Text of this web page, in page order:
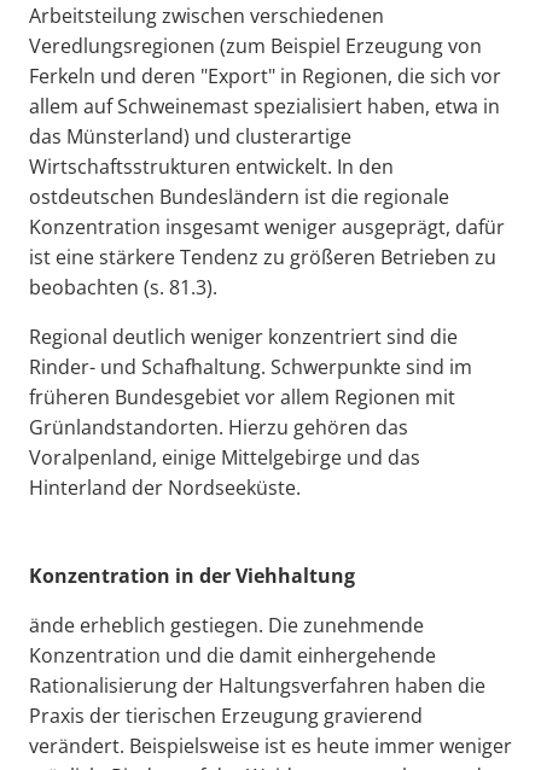
Arbeitsteilung zwischen verschiedenen
Veredlungsregionen (zum Beispiel Erzeugung von
Ferkeln und deren "Export" in Regionen, die sich vor
allem auf Schweinemast spezialisiert haben, etwa in
das Münsterland) und clusterartige
Wirtschaftsstrukturen entwickelt. In den
ostdeutschen Bundesländern ist die regionale
Konzentration insgesamt weniger ausgeprägt, dafür
ist eine stärkere Tendenz zu größeren Betrieben zu
beobachten (s. 81.3).
Regional deutlich weniger konzentriert sind die
Rinder- und Schafhaltung. Schwerpunkte sind im
früheren Bundesgebiet vor allem Regionen mit
Grünlandstandorten. Hierzu gehören das
Voralpenland, einige Mittelgebirge und das
Hinterland der Nordseeküste.
Konzentration in der Viehhaltung
ände erheblich gestiegen. Die zunehmende
Konzentration und die damit einhergehende
Rationalisierung der Haltungsverfahren haben die
Praxis der tierischen Erzeugung gravierend
verändert. Beispielsweise ist es heute immer weniger